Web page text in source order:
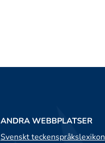
ANDRA WEBBPLATSER
Svenskt teckenspråkslexikon